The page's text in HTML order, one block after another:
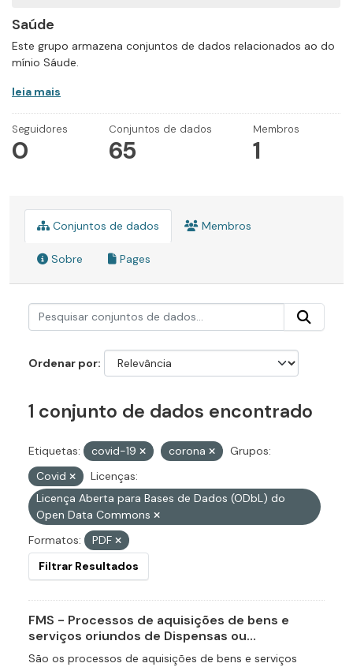
Saúde
Este grupo armazena conjuntos de dados relacionados ao do
mínio Sáude.
leia mais
Seguidores
0
Conjuntos de dados
65
Membros
1
Conjuntos de dados Membros
Sobre Pages
Ordenar por
1 conjunto de dados encontrado
Etiquetas: covid-19 corona
Grupos:
Covid
Licenças:
Licença Aberta para Bases de Dados (ODbL) do
Open Data Commons
Formatos:
PDF
Filtrar Resultados
FMS - Processos de aquisições de bens e
serviços oriundos de Dispensas ou...
São os processos de aquisições de bens e serviços